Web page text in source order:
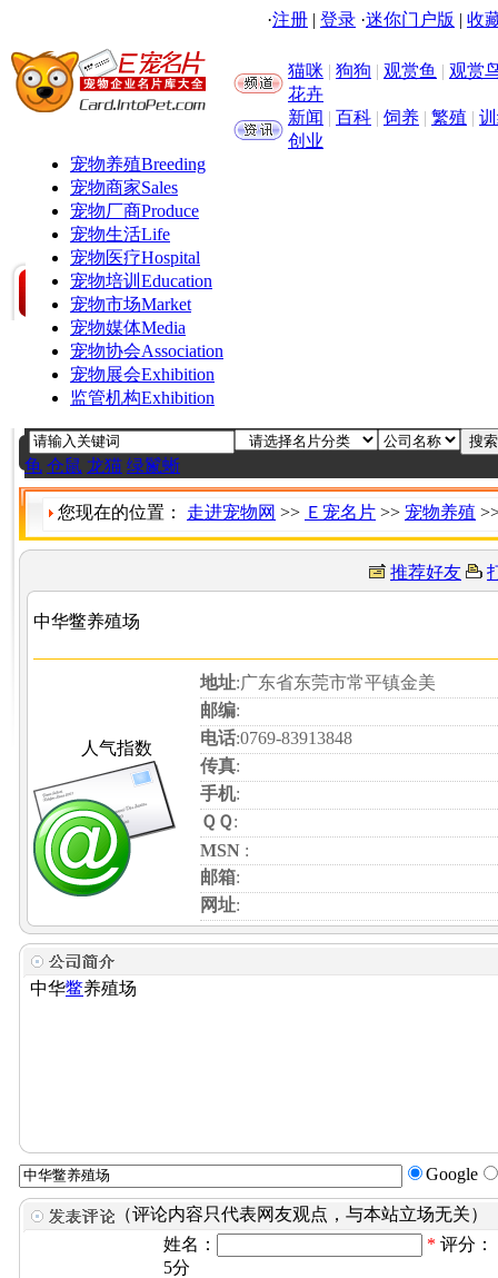
·注册 | 登录 ·迷你门户版 | 收
猫咪 | 狗狗 | 观赏鱼 | 观赏
花卉
新闻 | 百科 | 饲养 | 繁殖 |
创业
宠物养殖Breeding
宠物商家Sales
宠物厂商Produce
宠物生活Life
宠物医疗Hospital
宠物培训 Education
宠物市场Market
宠物媒体Media
宠物协会Association
宠物展会Exhibition
监管机构Exhibition
龟 仓鼠 龙猫 绿鬣蜥
您现在的位置： 走进宠物网 >> Ｅ宠名片 >> 宠物养殖
推荐好友
中华鳖养殖场
人气指数
地址:广东省东莞市常平镇金美
邮编:
电话:0769-83913848
传真:
手机:
ＱＱ:
MSN :
邮箱:
网址:
中华鳖养殖场
Google
（评论内容只代表网友观点，与本站立场无关）
姓名：
* 评分：
5分